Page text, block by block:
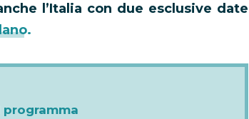
l’Italia con due esclusive date
programma